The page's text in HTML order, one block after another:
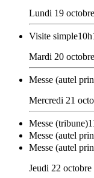
Lundi 19
Visite simple
Mardi 20
Messe (autel
Mercredi 21
Messe (tribune)
Messe (autel
Messe (autel
Jeudi 22 octobre